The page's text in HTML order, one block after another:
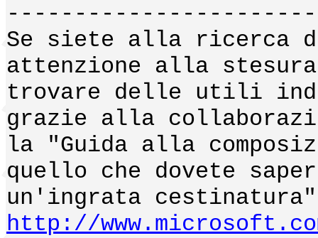
Se siete alla ricerca
attenzione alla
trovare delle utili
grazie alla
la "Guida alla
quello che dovete
un'ingrata
http://